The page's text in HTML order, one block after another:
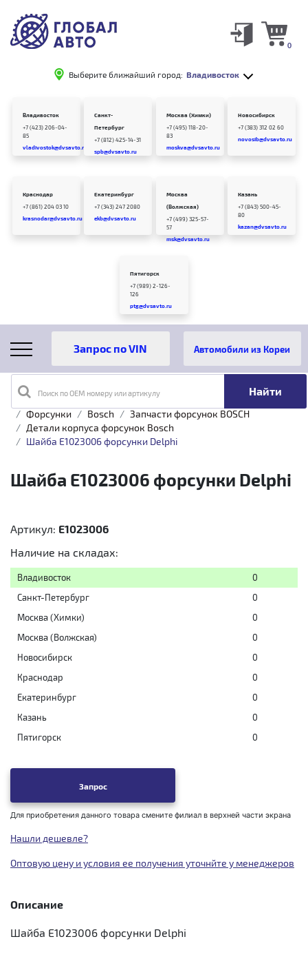
Выберите ближайший город: Владивосток
0
Владивосток
+7 (423) 206-04-
85
vladivostok@dvsavto.ru
Санкт-
Петербург
+7 (812) 425-14-31
spb@dvsavto.ru
Москва (Химки)
+7 (495) 118-20-
83
moskva@dvsavto.ru
Новосибирск
+7 (383) 312 02 60
novosib@dvsavto.ru
Краснодар
+7 (861) 204 03 10
krasnodar@dvsavto.ru
Екатеринбург
+7 (343) 247 2080
ekb@dvsavto.ru
Москва
(Волжская)
+7 (499) 325-57-
57
msk@dvsavto.ru
Казань
+7 (843) 500-45-
80
kazan@dvsavto.ru
Пятигорск
+7 (989) 2-126-
126
ptg@dvsavto.ru
Поиск по OEM номеру или артикулу
Автомобили из Кореи
Главная Каталог товаров
Топливная аппаратура
Форсунки
Bosch
Запчасти форсунок BOSCH
Детали корпуса форсунок Bosch
Шайба E1023006 форсунки Delphi
Шайба E1023006 форсунки Delphi
Артикул: E1023006
Наличие на складах:
Владивосток
0
Санкт-Петербург
0
Москва (Химки)
0
Москва (Волжская)
0
Новосибирск
0
Краснодар
0
Екатеринбург
0
Казань
0
Пятигорск
0
Запрос
Для приобретения данного товара смените филиал в верхней части экрана
Нашли дешевле?
Оптовую цену и условия ее получения уточнйте у менеджеров
Описание
Шайба E1023006 форсунки Delphi